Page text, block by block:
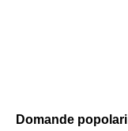
Domande popolari